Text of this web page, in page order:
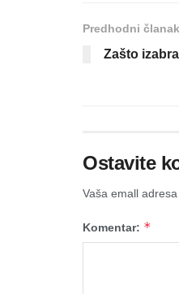
Predhodni članak
Zašto
Ostavite
Vaša emall
Komentar: *